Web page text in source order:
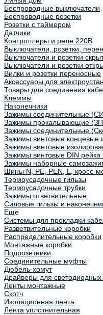
Беспроводные выключатели
Беспроводные розетки
Розетки с таймером
Датчики
Контроллеры и реле 220В
Выключатели, розетки,
Выключатели и розетки
Выключатели и розетки
Вилки и розетки переносные
Аксессуары для
Товары для соединения
Клеммы
Наконечники
Зажимы соединительные
Зажимы прокалывающие
Зажимы соединительные
Зажимы винтовые концевые
Зажимы винтовые
Зажимы винтовые DIN
Зажимы наборные
Шины N, PE, PEN, L, кросс-
Термоусадочные гильзы
Термоусадочные трубки
Зажимы ответвительные
Силовые гильзы и
Еще
Системы для прокладки
Разветвительные коробки
Распределительные коробки
Монтажные коробки
Подрозетники
Соединительные муфты
Дюбель-хомут
Драйверы для светодиодных
Ленты монтажные
Скотч
Изоляционная лента
Лента уплотнительная